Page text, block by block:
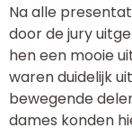
Na alle
door de jury
hen een mooie
waren duidelijk
bewegende
dames konden